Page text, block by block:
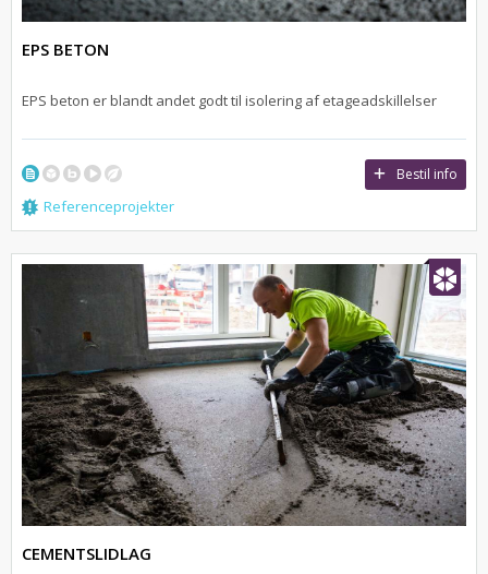
EPS BETON
EPS beton er blandt andet godt til isolering af etageadskillelser
Bestil info
Referenceprojekter
CEMENTSLIDLAG